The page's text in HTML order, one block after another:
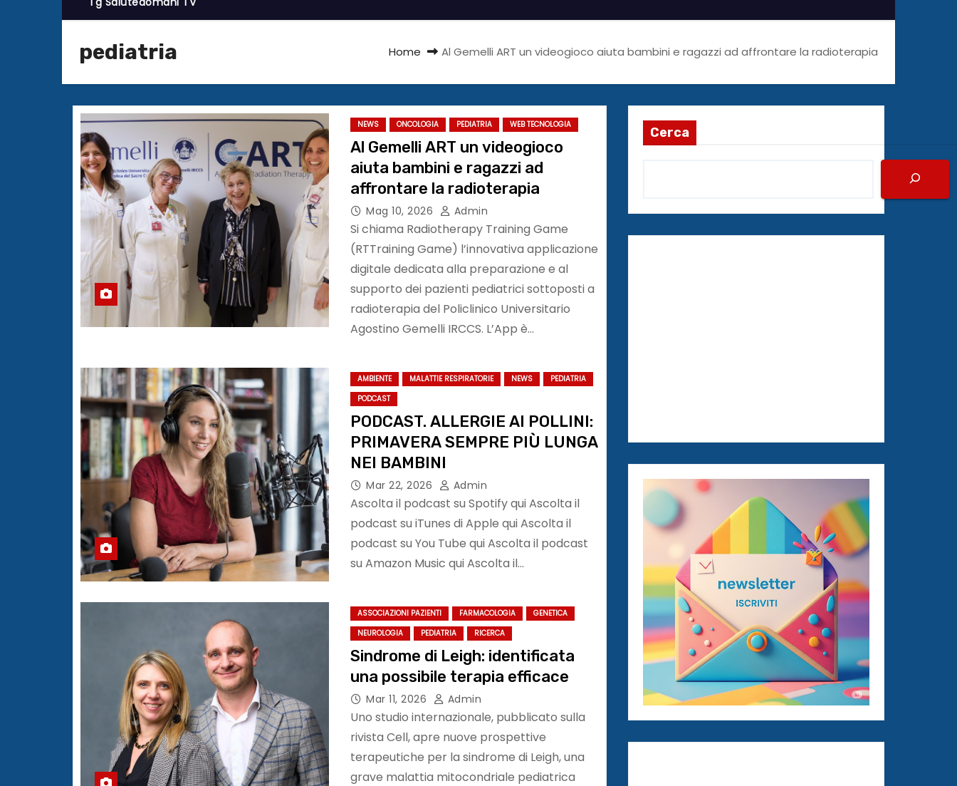
pediatria Home Al Gemelli ART un videogioco aiuta bambini e ragazzi ad affrontare la radioterapia
NEWS ONCOLOGIA PEDIATRIA WEB TECNOLOGIA
Al Gemelli ART un videogioco
aiuta bambini e ragazzi ad
affrontare la radioterapia
Mag 10, 2026 Admin
Si chiama Radiotherapy Training Game
(RTTraining Game) l’innovativa applicazione
digitale dedicata alla preparazione e al
supporto dei pazienti pediatrici sottoposti a
radioterapia del Policlinico Universitario
Agostino Gemelli IRCCS. L’App è…
AMBIENTE MALATTIE RESPIRATORIE NEWS
PEDIATRIA
PODCAST
PODCAST. ALLERGIE AI POLLINI:
PRIMAVERA SEMPRE PIÙ LUNGA
NEI BAMBINI
Mar 22, 2026 Admin
Ascolta il podcast su Spotify qui Ascolta il
podcast su iTunes di Apple qui Ascolta il
podcast su You Tube qui Ascolta il podcast
su Amazon Music qui Ascolta il…
ASSOCIAZIONI PAZIENTI FARMACOLOGIA
GENETICA
NEUROLOGIA
PEDIATRIA RICERCA
Sindrome di Leigh: identificata
una possibile terapia efficace
Mar 11, 2026 Admin
Uno studio internazionale, pubblicato sulla
rivista Cell, apre nuove prospettive
terapeutiche per la sindrome di Leigh, una
grave malattia mitocondriale pediatrica
Cerca